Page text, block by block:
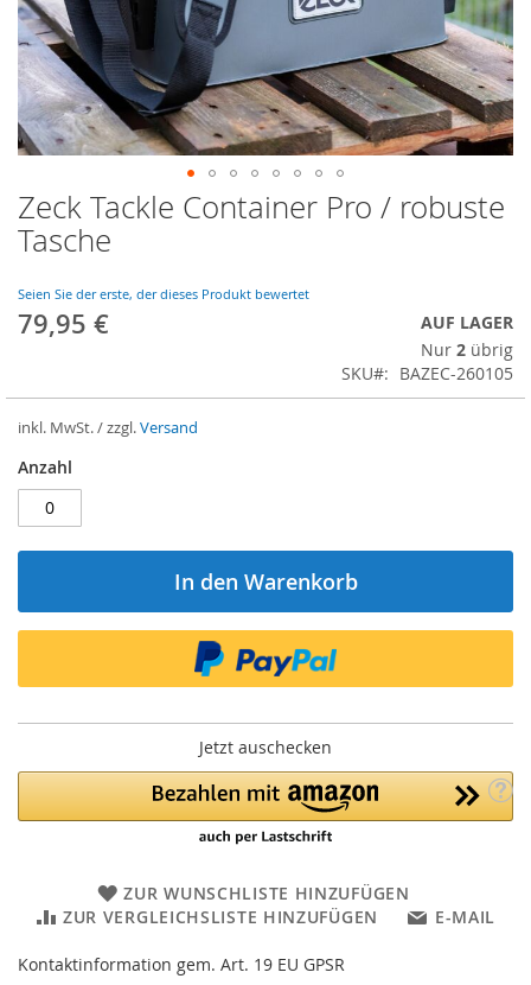
Zum
Anfang
der
springen
Zeck Tackle Container Pro / robuste
Tasche
Seien Sie der erste, der dieses Produkt bewertet
79,95 €
AUF LAGER
Nur 2 übrig
SKU
BAZEC-260105
inkl. MwSt. / zzgl.Versand
Anzahl
In den Warenkorb
Jetzt auschecken
ZUR WUNSCHLISTE HINZUFÜGEN
ZUR VERGLEICHSLISTE HINZUFÜGEN
E-MAIL
Kontaktinformation gem. Art. 19 EU GPSR